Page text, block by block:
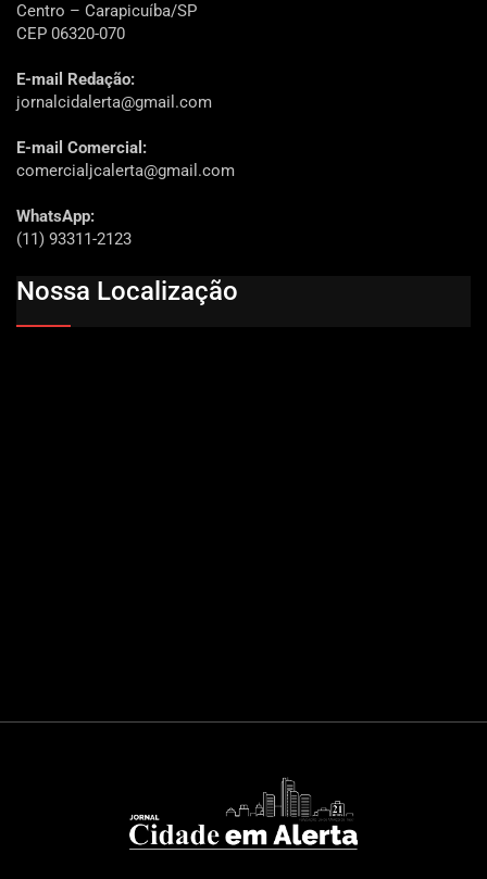
Centro – Carapicuíba/SP
CEP 06320-070
E-mail Redação:
jornalcidalerta@gmail.com
E-mail Comercial:
comercialjcalerta@gmail.com
WhatsApp:
(11) 93311-2123
Nossa Localização